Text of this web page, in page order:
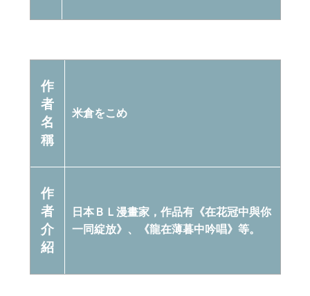
作
者
名
稱
米倉をこめ
作
者
介
紹
日本ＢＬ漫畫家，作品有《在花冠中與你
一同綻放》、《龍在薄暮中吟唱》等。